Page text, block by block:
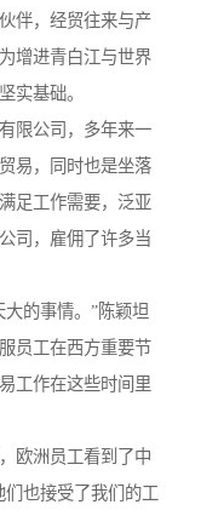
伴，经贸往来与产
增进青白江与世界
实基础。
限公司，多年来一
易，同时也是坐落
足工作需要，泛亚
司，雇佣了许多当
的事情。”陈颖坦
员工在西方重要节
工作在这些时间里
欧洲员工看到了中
们也接受了我们的工